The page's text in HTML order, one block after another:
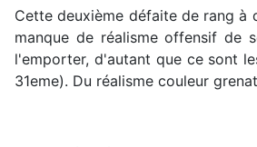
Cette deuxième défaite de rang à
manque de réalisme offensif de
l'emporter, d'autant que ce sont
31eme). Du réalisme couleur